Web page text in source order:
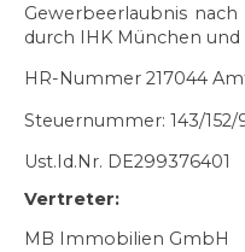
Gewerbeerlaubnis
durch IHK München
HR-Nummer 217044
Steuernummer: 143/152/
Ust.Id.Nr. DE299376401
Vertreter:
MB Immobilien GmbH